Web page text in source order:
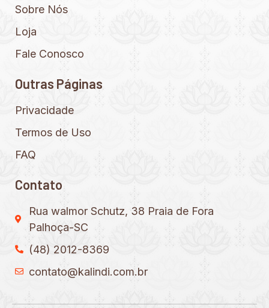
Sobre Nós
Loja
Fale Conosco
Outras Páginas
Privacidade
Termos de Uso
FAQ
Contato
Rua walmor Schutz, 38 Praia de Fora
Palhoça-SC
(48) 2012-8369
contato@kalindi.com.br